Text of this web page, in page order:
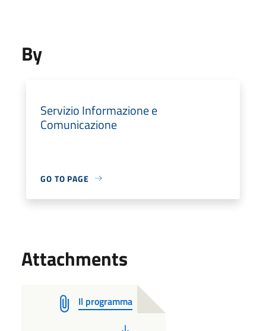
By
Servizio Informazione e
Comunicazione
GO TO PAGE
Attachments
Il programma